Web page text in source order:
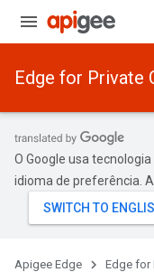
Edge for Private
O Google usa
idioma de preferência.
Apigee Edge Edge for